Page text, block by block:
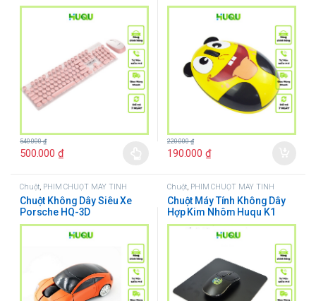
500.000 ₫
540.000₫
190.000 ₫
220.000₫
Chuột, PHÍM CHUỘT MÁY TÍNH
Chuột Không Dây Siêu Xe
Porsche HQ-3D
Chuột, PHÍM CHUỘT MÁY TÍNH
Chuột Máy Tính Không Dây
Hợp Kim Nhôm Huqu K1